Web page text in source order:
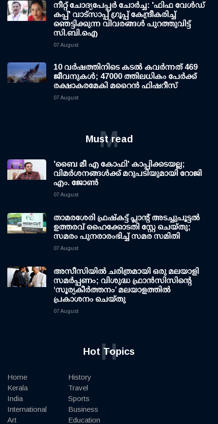
നീറ്റ് ചോദ്യപേപ്പര്‍ ചോര്‍ച്ച: 'ഫിഫ വേള്‍ഡ്
കപ്പ്' വാട്സാപ്പ് ഗ്രൂപ്പ് കേന്ദ്രീകരിച്ച്
ഞെട്ടിക്കുന്ന വിവരങ്ങള്‍ പുറത്തുവിട്ട്
സി.ബി.ഐ
07 August
10 വര്‍ഷത്തിനിടെ കടല്‍ കവര്‍ന്നത് 469
ജീവനുകള്‍; 47000 ത്തിലധികം പേര്‍ക്ക്
രക്ഷാകരമേകി മറൈന്‍ ഫിഷറീസ്
07 August
Must read
M
'ബൈ മീ എ കോഫി' കാപ്പിക്കടയല്ല;
വിമര്‍ശനങ്ങള്‍ക്ക് മറുപടിയുമായി റോജി
എം. ജോണ്‍
07 August
താമരശേരി ഫ്രഷ്കട്ട് പ്ലാന്റ് അടച്ചുപൂട്ടൽ
ഉത്തരവ് ഹൈക്കോടതി സ്റ്റേ ചെയ്തു;
സമരം പുനരാരംഭിച്ച് സമര സമിതി
07 August
അസീസിയിൽ ചരിത്രമായി ഒരു മലയാളി
സമർപ്പണം; വിശുദ്ധ ഫ്രാൻസിസിന്റെ
‘സൂര്യകീർത്തനം’ മലയാളത്തിൽ
പ്രകാശനം ചെയ്തു
07 August
Hot Topics
H
Home
Kerala
India
International
Art
History
Travel
Sports
Business
Education